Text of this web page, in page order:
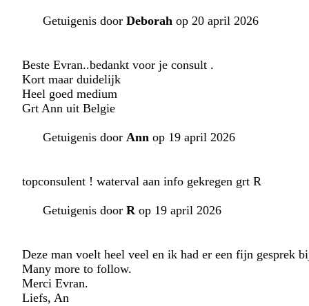
Getuigenis door Deborah op 20 april 2026
Beste Evran..bedankt voor je consult .
Kort maar duidelijk
Heel goed medium
Grt Ann uit Belgie
Getuigenis door Ann op 19 april 2026
topconsulent ! waterval aan info gekregen grt R
Getuigenis door Rop 19 april 2026
Deze man voelt heel veel en ik had er een fijn gesprek
Many more to follow.
Merci Evran.
Liefs, An